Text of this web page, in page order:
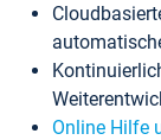
Online Hilfe